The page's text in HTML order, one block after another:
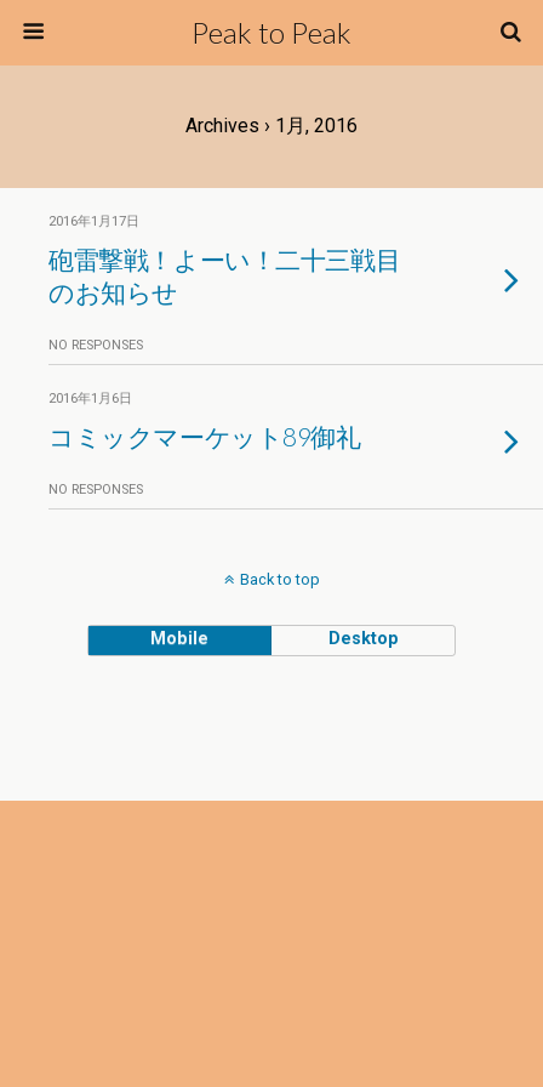
Peak to Peak
Archives › 1月, 2016
2016年1月17日
砲雷撃戦！よーい！二十三戦目
のお知らせ
NO RESPONSES
2016年1月6日
コミックマーケット89御礼
NO RESPONSES
Back to top
Mobile Desktop